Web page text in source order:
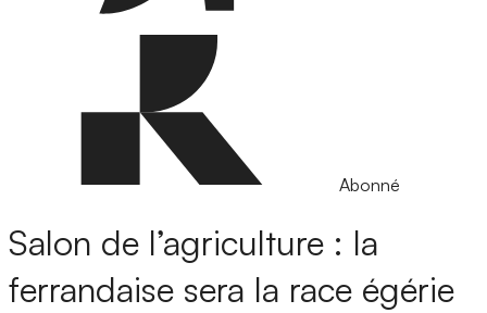
Abonné
Salon de l’agriculture : la
ferrandaise sera la race égérie